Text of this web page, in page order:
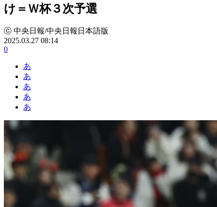
け＝Ｗ杯３次予選
ⓒ 中央日報/中央日報日本語版
2025.03.27 08:14
0
あ
あ
あ
あ
あ